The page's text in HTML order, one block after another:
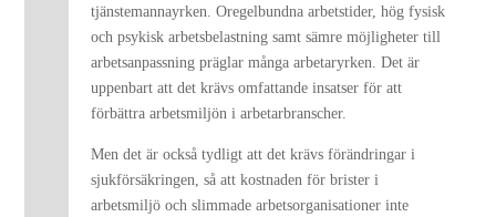
tjänstemannayrken. Oregelbundna arbetstider, hög fysisk
och psykisk arbetsbelastning samt sämre möjligheter till
arbetsanpassning präglar många arbetaryrken. Det är
uppenbart att det krävs omfattande insatser för att
förbättra arbetsmiljön i arbetarbranscher.
Men det är också tydligt att det krävs förändringar i
sjukförsäkringen, så att kostnaden för brister i
arbetsmiljö och slimmade arbetsorganisationer inte